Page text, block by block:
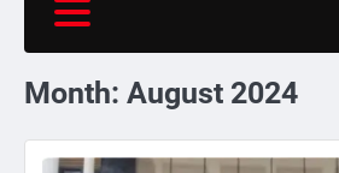
Month: August 2024